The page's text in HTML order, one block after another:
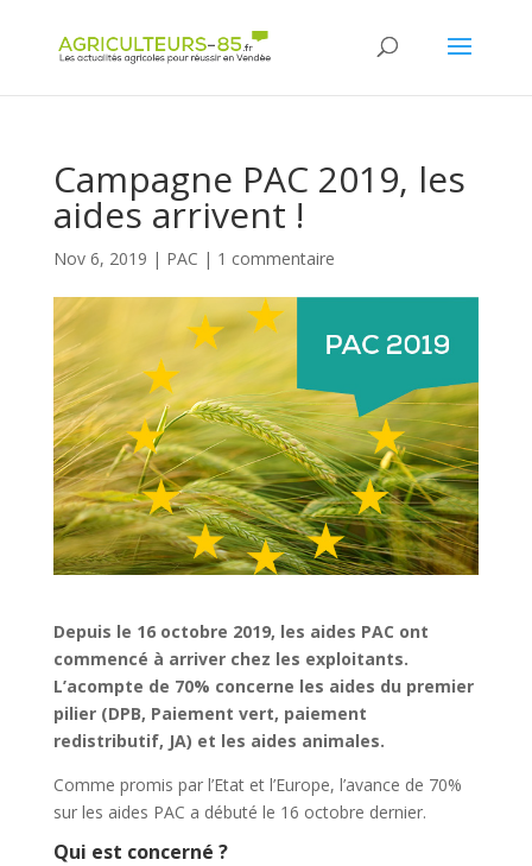
Campagne PAC 2019, les
aides arrivent !
Nov 6, 2019 | PAC | 1 commentaire
Depuis le 16 octobre 2019, les aides PAC ont
commencé à arriver chez les exploitants.
L’acompte de 70% concerne les aides du premier
pilier (DPB, Paiement vert, paiement
redistributif, JA) et les aides animales.
Comme promis par l’Etat et l’Europe, l’avance de 70%
sur les aides PAC a débuté le 16 octobre dernier.
Qui est concerné ?